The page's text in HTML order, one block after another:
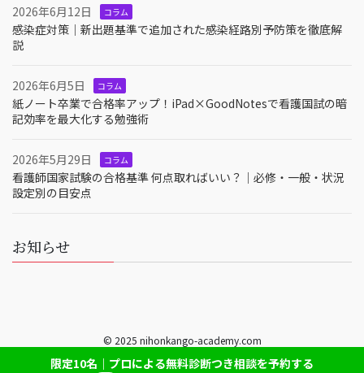
2026年6月12日 コラム
感染症対策｜新出題基準で追加された感染経路別予防策を徹底解
説
2026年6月5日 コラム
紙ノート卒業で合格率アップ！iPad×GoodNotesで看護国試の暗
記効率を最大化する勉強術
2026年5月29日 コラム
看護師国家試験の合格基準 何点取ればいい？｜必修・一般・状況
設定別の目安点
お知らせ
© 2025 nihonkango-academy.com
限定10名｜プロによる無料診断つき相談を予約する